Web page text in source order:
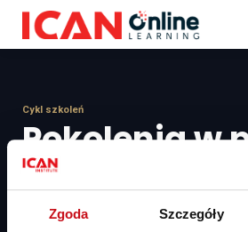
Zgoda Szczegóły
Zaloguj się
Cykl szkoleń
Pokolenia w
Zetki, milenialsi, iksy, wyżowcy – do
a do którego Twoi współpracownicy? Co
dzieli? Różnice pokoleniowe powodują,